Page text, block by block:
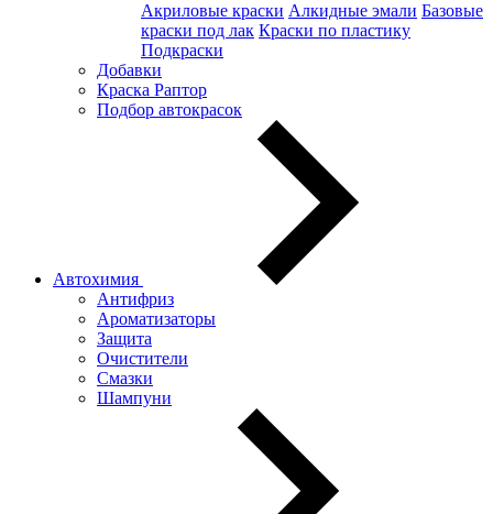
Акриловые краски Алкидные эмали Базовые
краски под лак Краски по пластику
Подкраски
Добавки
Краска Раптор
Подбор автокрасок
Автохимия
Антифриз
Ароматизаторы
Защита
Очистители
Смазки
Шампуни